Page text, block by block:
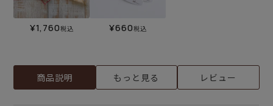
¥1,760税込 ¥660税込
商品説明 もっと見る レビュー